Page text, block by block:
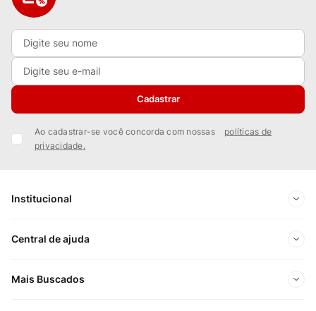
Cadastrar
Ao cadastrar-se você concorda com nossas
políticas de
privacidade.
Institucional
Sobre Nós
Central de ajuda
Minha conta
Mais Buscados